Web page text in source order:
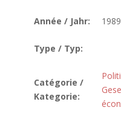
Année / Jahr: 1989
Type / Typ:
Catégorie /
Kategorie: